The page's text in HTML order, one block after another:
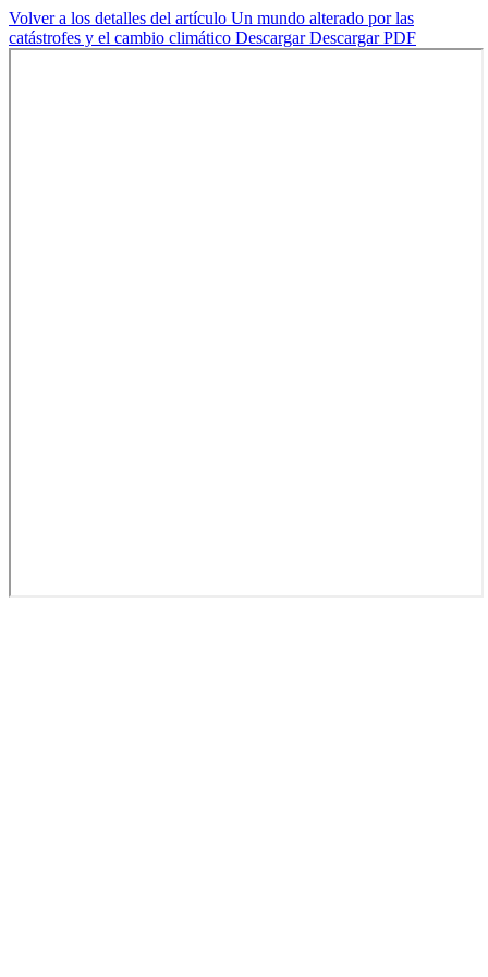
Volver a los detalles del artículo Un mundo alterado por las
catástrofes y el cambio climático DescargarDescargar PDF